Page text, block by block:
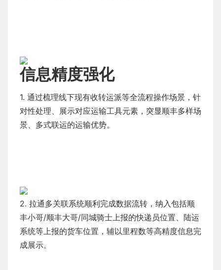
信息精度强化
1. 通过梳理线下现有收转运派等全流程操作场景，针
对性处理、展示对应运输工具元素，突显顺丰多样场
景、多式联运的运输优势。
2. 拉通多关联系统顺利完成数据流转，纳入包括顺
丰小哥/顺丰大哥/同城骑士上报的快递员位置、陆运
系统等上报的货车位置，辅以里程数等高精度信息完
成展示。